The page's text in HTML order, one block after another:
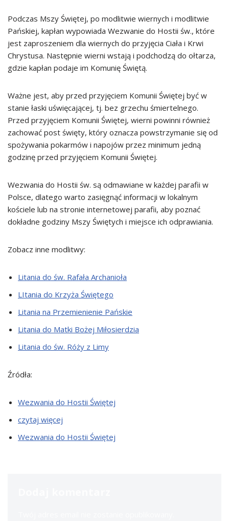
Podczas Mszy Świętej, po modlitwie wiernych i modlitwie
Pańskiej, kapłan wypowiada Wezwanie do Hostii św., które
jest zaproszeniem dla wiernych do przyjęcia Ciała i Krwi
Chrystusa. Następnie wierni wstają i podchodzą do ołtarza,
gdzie kapłan podaje im Komunię Świętą.
Ważne jest, aby przed przyjęciem Komunii Świętej być w
stanie łaski uświęcającej, tj. bez grzechu śmiertelnego.
Przed przyjęciem Komunii Świętej, wierni powinni również
zachować post święty, który oznacza powstrzymanie się od
spożywania pokarmów i napojów przez minimum jedną
godzinę przed przyjęciem Komunii Świętej.
Wezwania do Hostii św. są odmawiane w każdej parafii w
Polsce, dlatego warto zasięgnąć informacji w lokalnym
kościele lub na stronie internetowej parafii, aby poznać
dokładne godziny Mszy Świętych i miejsce ich odprawiania.
Zobacz inne modlitwy:
Litania do św. Rafała Archanioła
LItania do Krzyża Świętego
Litania na Przemienienie Pańskie
Litania do Matki Bożej Miłosierdzia
Litania do św. Róży z Limy
Źródła:
Wezwania do Hostii Świętej
czytaj więcej
Wezwania do Hostii Świętej